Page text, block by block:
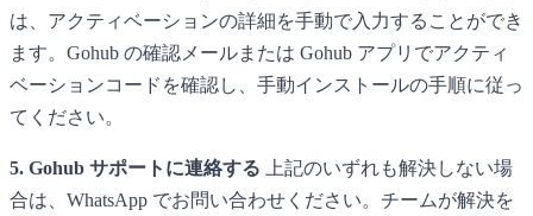
は、アクティベーションの詳細を手動で入力することができ
ます。Gohub の確認メールまたは Gohub アプリでアクティ
ベーションコードを確認し、手動インストールの手順に従っ
てください。
5. Gohub サポートに連絡する 上記のいずれも解決しない場
合は、WhatsApp でお問い合わせください。チームが解決を